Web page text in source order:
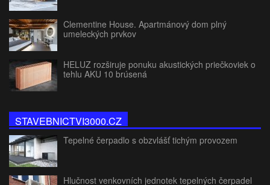
Clementine House. Apartmánový dom plný
umeleckých prvkov
HELUZ rozširuje ponuku akustických priečkoviek o
tehlu AKU 10 brúsená
STAVEBNICTVI3000.CZ
Tepelné čerpadlo s obzvlášť tichým provozem
Hlučnost venkovních jednotek tepelných čerpadel